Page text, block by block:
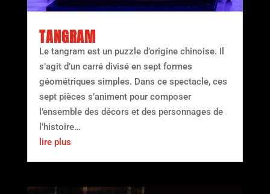
TANGRAM
Le tangram est un puzzle d’origine chinoise. Il
s’agit d’un carré divisé en sept formes
géométriques simples. Dans ce spectacle, ces
sept pièces s’animent pour composer
l’ensemble des décors et des personnages de
l’histoire…
lire plus